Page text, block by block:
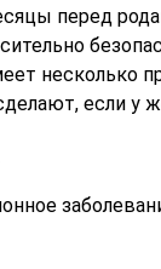
перед
несколько
если у